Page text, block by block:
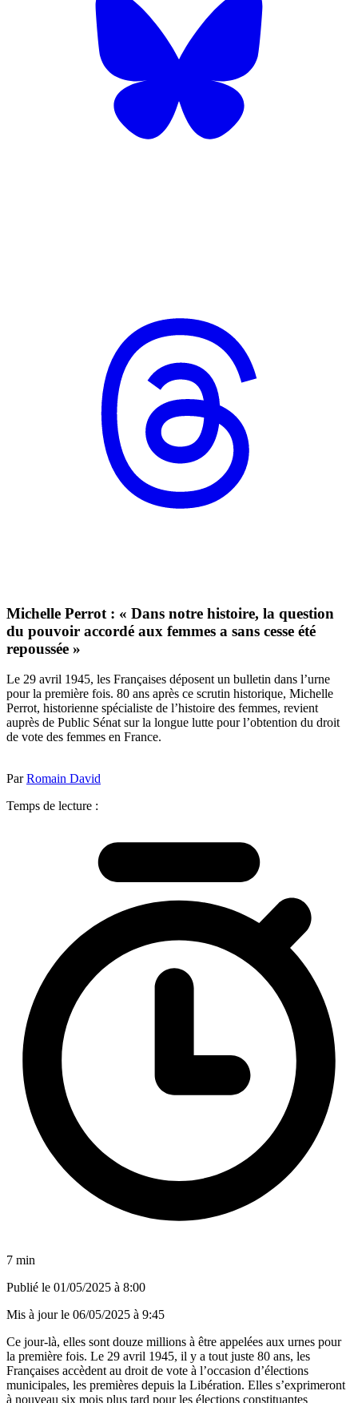
Michelle Perrot : « Dans notre histoire, la question
du pouvoir accordé aux femmes a sans cesse été
repoussée »
Le 29 avril 1945, les Françaises déposent un bulletin dans l’urne
pour la première fois. 80 ans après ce scrutin historique, Michelle
Perrot, historienne spécialiste de l’histoire des femmes, revient
auprès de Public Sénat sur la longue lutte pour l’obtention du droit
de vote des femmes en France.
ParRomain David
Temps de lecture :
7 min
Publié le 01/05/2025 à 8:00
Mis à jour le 06/05/2025 à 9:45
Ce jour-là, elles sont douze millions à être appelées aux urnes pour
la première fois. Le 29 avril 1945, il y a tout juste 80 ans, les
Françaises accèdent au droit de vote à l’occasion d’élections
municipales, les premières depuis la Libération. Elles s’exprimeront
à nouveau six mois plus tard pour les élections constituantes